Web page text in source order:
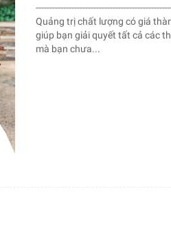
Quảng trị chất lượng có giá
giúp bạn giải quyết tất cả các
mà bạn chưa...